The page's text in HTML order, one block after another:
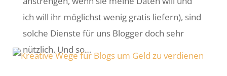
ich will ihr möglichst wenig gratis liefern), sind
solche Dienste für uns Blogger doch sehr
nützlich. Und so…